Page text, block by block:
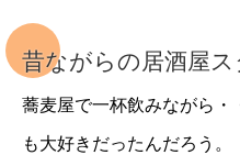
昔ながらの居酒屋
蕎麦屋で一杯飲みながら・
も大好きだったんだろう。